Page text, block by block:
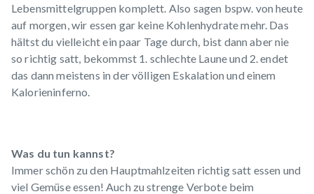
Lebensmittelgruppen komplett. Also sagen bspw. von heute
auf morgen, wir essen gar keine Kohlenhydrate mehr. Das
hältst du vielleicht ein paar Tage durch, bist dann aber nie
so richtig satt, bekommst 1. schlechte Laune und 2. endet
das dann meistens in der völligen Eskalation und einem
Kalorieninferno.
Was du tun kannst?
Immer schön zu den Hauptmahlzeiten richtig satt essen und
viel Gemüse essen! Auch zu strenge Verbote beim